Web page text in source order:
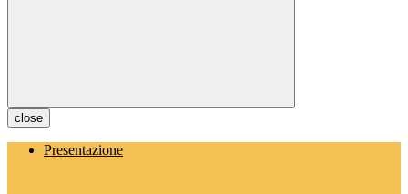
close
Presentazione